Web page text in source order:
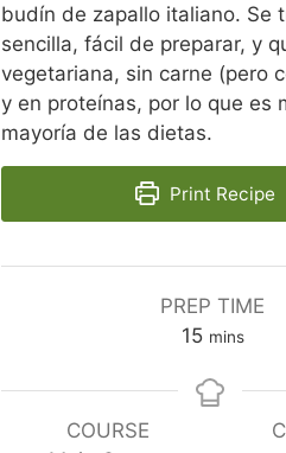
budín de zapallo italiano. Se
sencilla, fácil de preparar, y
vegetariana, sin carne (pero
y en proteínas, por lo que es
mayoría de las dietas.
Print Recipe
PREP TIME
15minutes
mins
COURSE